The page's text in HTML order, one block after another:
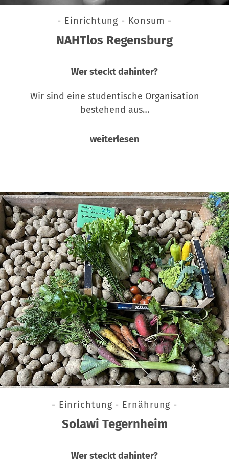
- Einrichtung - Konsum -
NAHTlos Regensburg
Wer steckt dahinter?
Wir sind eine studentische Organisation
bestehend aus…
weiterlesen
- Einrichtung - Ernährung -
Solawi Tegernheim
Wer steckt dahinter?